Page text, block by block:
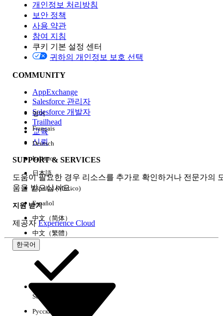
Edition
경험
개인정보 처리방침
보안 정책
사용 약관
참여 지침
쿠키 기본 설정 센터
귀하의 개인정보 보호 선택
COMMUNITY
AppExchange
Salesforce 관리자
Salesforce 개발자
Trailhead
교육
신뢰
SUPPORT & SERVICES
도움이 필요한 경우 리소스를 추가로 확인하거나 전문가의
움을 받으십시오.
지원 받기
제공자 Experience Cloud
한국어
영어
Français
Deutsch
Italiano
日本語
Español (México)
Español
中文（简体）
中文（繁體）
Select Org
Русский